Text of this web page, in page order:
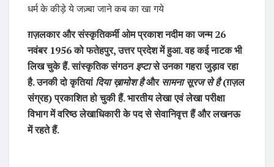
धर्म के कीड़े ये जज़्बा जाने कब का खा गये
ग़ज़लकार और संस्कृतिकर्मी ओम प्रकाश नदीम का जन्म 26
नवंबर 1956 को फतेहपुर, उत्तर प्रदेश में हुआ. वह कई नाटक भी
लिख चुके हैं. सांस्कृतिक संगठनइप्टासे उनका गहरा जुड़ाव रहा
है. उनकी दो कृतियांदिया ख़ामोश हैऔर सामना सूरज से है(ग़ज़ल
संग्रह) प्रकाशित हो चुकी हैं. भारतीय लेखा एवं लेखा परीक्षा
विभाग में वरिष्ठ लेखाधिकारी के पद से सेवानिवृत्त हैं और लखनऊ
में रहते हैं.